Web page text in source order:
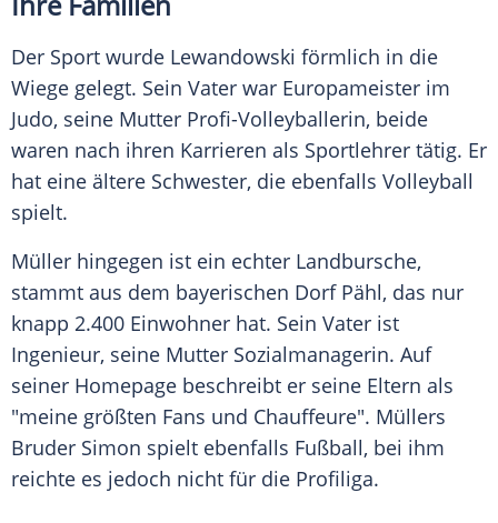
Der Sport wurde Lewandowski förmlich in die
Wiege gelegt. Sein Vater war Europameister im
Judo, seine Mutter Profi-Volleyballerin, beide
waren nach ihren Karrieren als Sportlehrer tätig. Er
hat eine ältere Schwester, die ebenfalls Volleyball
spielt.
Müller hingegen ist ein echter Landbursche,
stammt aus dem bayerischen Dorf Pähl, das nur
knapp 2.400 Einwohner hat. Sein Vater ist
Ingenieur, seine Mutter Sozialmanagerin. Auf
seiner Homepage beschreibt er seine Eltern als
"meine größten Fans und Chauffeure". Müllers
Bruder Simon spielt ebenfalls Fußball, bei ihm
reichte es jedoch nicht für die Profiliga.